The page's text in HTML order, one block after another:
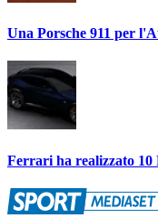
Una Porsche 911 per
Ferrari ha realizzato 10